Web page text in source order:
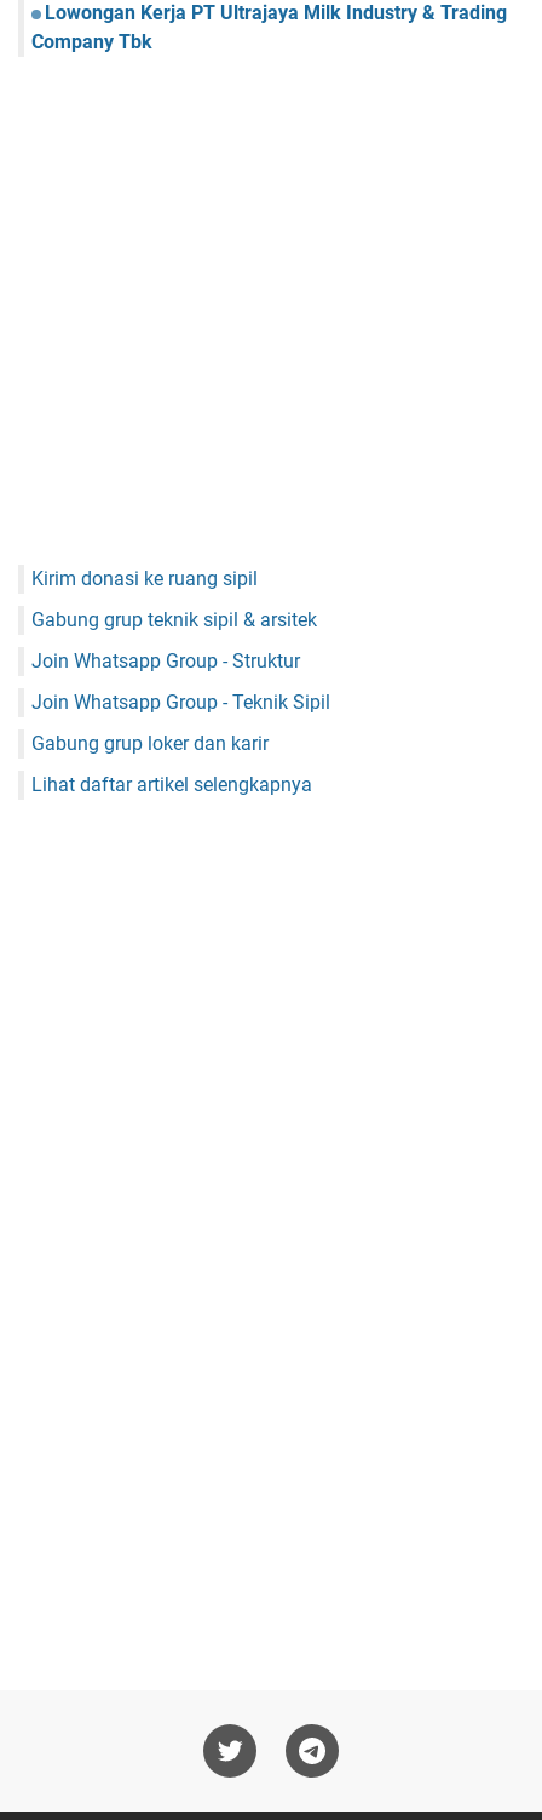
Lowongan Kerja PT Ultrajaya Milk Industry & Trading
Company Tbk
Kirim donasi ke ruang sipil
Gabung grup teknik sipil & arsitek
Join Whatsapp Group - Struktur
Join Whatsapp Group - Teknik Sipil
Gabung grup loker dan karir
Lihat daftar artikel selengkapnya